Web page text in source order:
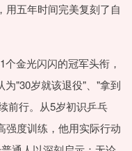
用五年时间完美复刻了自
金光闪闪的冠军头衔，
"30岁就该退役"、"拿到
前行。从5岁初识乒乓
强度训练，他用实际行动